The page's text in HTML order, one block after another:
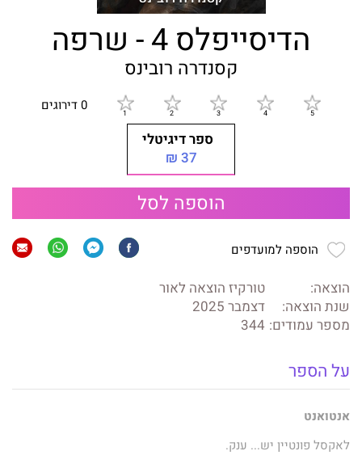
הדיסייפלס 4 - שרפה
קסנדרה רובינס
0 דירוגים
ספר דיגיטלי
37 ₪
הוספה לסל
הוספה למועדפים
הוצאה:
טורקיז הוצאה לאור
שנת הוצאה:
דצמבר 2025
מספר עמודים: 344
על הספר
אנטואנט
לאקסל פונטיין יש... ענק.